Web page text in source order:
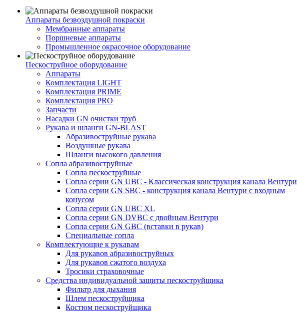
Аппараты безвоздушной покраски
Мембранные аппараты
Поршневые аппараты
Промышленное окрасочное оборудование
Пескоструйное оборудование
Аппараты
Комплектация LIGHT
Комплектация PRIME
Комплектация PRO
Запчасти
Насадки GN очистки труб
Рукава и шланги GN-BLAST
Абразивоструйные рукава
Воздушные рукава
Шланги высокого давления
Сопла абразивоструйные
Сопла пескоструйные
Сопла серии GN UBC - Классическая конструкция канала Вентури
Сопла серии GN SBC - конструкция канала Вентури c входным
конусом
Сопла серии GN UBC XL
Сопла серии GN DVBC с двойным Вентури
Сопла серии GN GBC (вставки в рукав)
Специальные сопла
Комплектующие к рукавам
Для рукавов абразивоструйных
Для рукавов сжатого воздуха
Тросики страховочные
Средства индивидуальной защиты пескоструйщика
Фильтр для дыхания
Шлем пескоструйщика
Костюм пескоструйщика